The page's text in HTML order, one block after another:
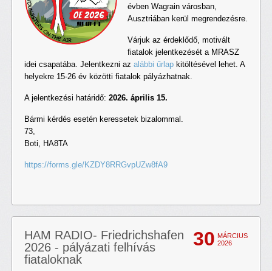
évben Wagrain városban,
Ausztriában kerül megrendezésre.
Várjuk az érdeklődő, motivált
fiatalok jelentkezését a MRASZ
idei csapatába. Jelentkezni az alábbi űrlap kitöltésével lehet. A
helyekre 15-26 év közötti fiatalok pályázhatnak.
A jelentkezési határidő: 2026. április 15.
Bármi kérdés esetén keressetek bizalommal.
73,
Boti, HA8TA
https://forms.gle/KZDY8RRGvpUZw8fA9
30 MÁRCIUS
2026
HAM RADIO- Friedrichshafen
2026 - pályázati felhívás
fiataloknak